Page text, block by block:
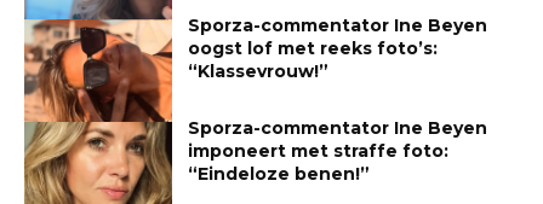
Sporza-commentator Ine Beyen
oogst lof met reeks foto’s:
“Klassevrouw!”
Sporza-commentator Ine Beyen
imponeert met straffe foto:
“Eindeloze benen!”